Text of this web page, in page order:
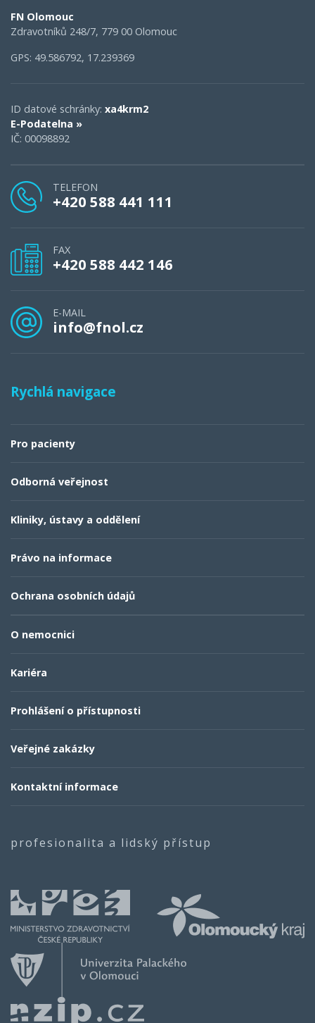
FN Olomouc
Zdravotníků 248/7, 779 00 Olomouc
GPS: 49.586792, 17.239369
ID datové schránky: xa4krm2
E-Podatelna »
IČ: 00098892
TELEFON
+420 588 441 111
FAX
+420 588 442 146
E-MAIL
info@fnol.cz
Rychlá navigace
Pro pacienty
Odborná veřejnost
Kliniky, ústavy a oddělení
Právo na informace
Ochrana osobních údajů
O nemocnici
Kariéra
Prohlášení o přístupnosti
Veřejné zakázky
Kontaktní informace
profesionalita a lidský přístup